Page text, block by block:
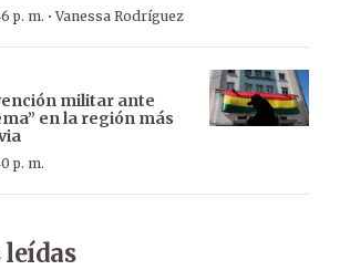
p. m. ·Vanessa Rodríguez
militar ante
en la región más
p. m.
leídas